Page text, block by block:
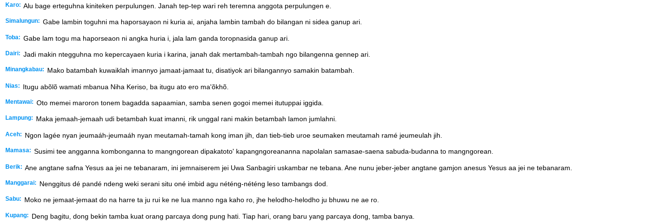
Karo: Alu bage erteguhna kiniteken perpulungen. Janah tep-tep wari reh teremna anggota perpulungen e.
Simalungun: Gabe lambin toguhni ma haporsayaon ni kuria ai, anjaha lambin tambah do bilangan ni sidea ganup ari.
Toba: Gabe lam togu ma haporseaon ni angka huria i, jala lam ganda toropnasida ganup ari.
Dairi: Jadi makin ntegguhna mo kepercayaen kuria i karina, janah dak mertambah-tambah ngo bilangenna gennep ari.
Minangkabau: Mako batambah kuwaiklah imannyo jamaat-jamaat tu, disatiyok ari bilangannyo samakin batambah.
Nias: Itugu abõlõ wamati mbanua Niha Keriso, ba itugu ato ero ma'õkhõ.
Mentawai: Oto memei maroron tonem bagadda sapaamian, samba senen gogoi memei itutuppai iggida.
Lampung: Maka jemaah-jemaah udi betambah kuat imanni, rik unggal rani makin betambah lamon jumlahni.
Aceh: Ngon lagée nyan jeumaáh-jeumaáh nyan meutamah-tamah kong iman jih, dan tieb-tieb uroe seumaken meutamah ramé jeumeulah jih.
Mamasa: Susimi tee angganna kombonganna to mangngorean dipakatoto' kapangngoreananna napolalan samasae-saena sabuda-budanna to mangngorean.
Berik: Ane angtane safna Yesus aa jei ne tebanaram, ini jemnaiserem jei Uwa Sanbagiri uskambar ne tebana. Ane nunu jeber-jeber angtane gamjon anesus Yesus aa jei ne tebanaram.
Manggarai: Nenggitus dé pandé ndeng weki serani situ oné imbid agu néténg-néténg leso tambangs dod.
Sabu: Moko ne jemaat-jemaat do na harre ta ju rui ke ne lua manno nga kaho ro, jhe helodho-helodho ju bhuwu ne ae ro.
Kupang: Deng bagitu, dong bekin tamba kuat orang parcaya dong pung hati. Tiap hari, orang baru yang parcaya dong, tamba banya.